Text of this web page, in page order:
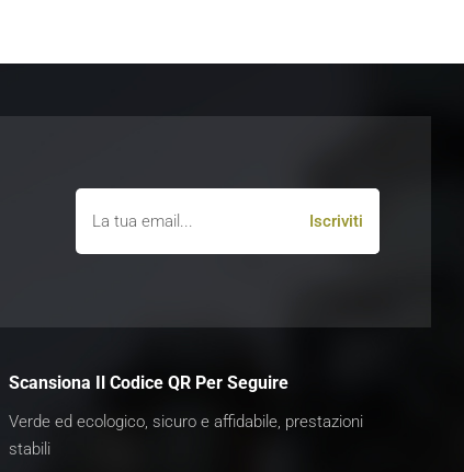
Scansiona Il Codice QR Per Seguire
Verde ed ecologico, sicuro e affidabile, prestazioni
stabili